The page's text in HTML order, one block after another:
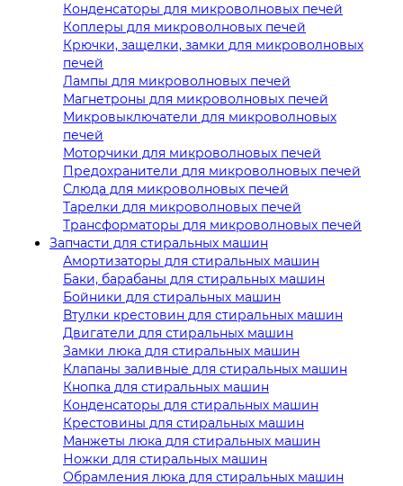
Конденсаторы для микроволновых печей
Коплеры для микроволновых печей
Крючки, защелки, замки для микроволновых
печей
Лампы для микроволновых печей
Магнетроны для микроволновых печей
Микровыключатели для микроволновых
печей
Моторчики для микроволновых печей
Предохранители для микроволновых печей
Слюда для микроволновых печей
Тарелки для микроволновых печей
Трансформаторы для микроволновых печей
Запчасти для стиральных машин
Амортизаторы для стиральных машин
Баки, барабаны для стиральных машин
Бойники для стиральных машин
Втулки крестовин для стиральных машин
Двигатели для стиральных машин
Замки люка для стиральных машин
Клапаны заливные для стиральных машин
Кнопка для стиральных машин
Конденсаторы для стиральных машин
Крестовины для стиральных машин
Манжеты люка для стиральных машин
Ножки для стиральных машин
Обрамления люка для стиральных машин